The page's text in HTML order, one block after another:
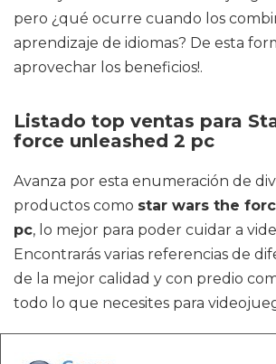
pero ¿qué ocurre cuando los
aprendizaje de idiomas? De esta
aprovechar los beneficios!.
Listado top ventas para
force unleashed 2 pc
Avanza por esta enumeración de
productos como star wars the
pc, lo mejor para poder cuidar a
Encontrarás varias referencias de
de la mejor calidad y con predio
todo lo que necesites para